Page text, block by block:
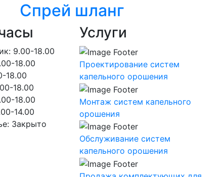
Спрей шланг
9.00-18.00
18.00
18.00
18.00
18.00
14.00
Закрыто
Услуги
Проектирование систем
капельного орошения
Монтаж систем капельного
орошения
Обслуживание систем
капельного орошения